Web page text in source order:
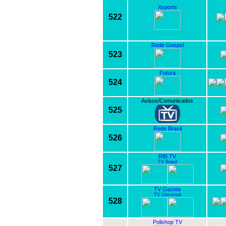
522
Xsports
523
Rede Gospel
524
Futura
525
Avisos/Comunicados
526
Rede Brasil
527
RBI TV
TV Brasil
528
TV Gazeta
TV Universal
Polishop TV